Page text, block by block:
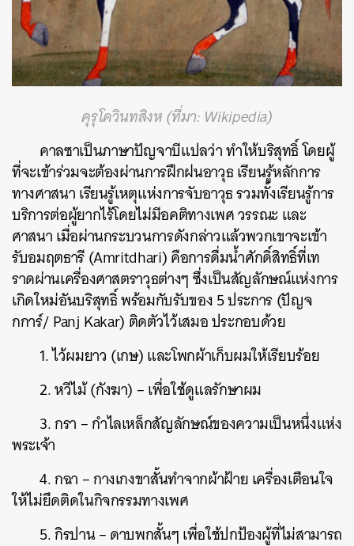
คุรุโควินทสิงห (ที่มา: Wikipedia)
คาลซาเป็นภาษาปัญจาบีแปลว่า ทำให้บริสุทธิ์ โดยผู้
ที่จะเข้าร่วมจะต้องผ่านการฝึกฝนอาวุธ เรียนรู้หลักการ
ทางศาสนา เรียนรู้เหตุแห่งการจับอาวุธ รวมทั้งเรียนรู้การ
บริการต่อผู้ยากไร้โดยไม่มีอคติทางเพศ วรรณะ และ
ศาสนา เมื่อผ่านกระบวนการดังกล่าวแล้วพวกเขาจะเข้า
รับอมฤตธารี (Amritdhari) คือการดื่มน้ำศักดิ์สิทธิ์ที่เท
ราดผ่านเครื่องศาสตราวุธต่างๆ ซึ่งเป็นสัญลักษณ์แห่งการ
เกิดใหม่อันบริสุทธิ์ พร้อมกับรับของ 5 ประการ (ปัญจ
กการ์/ Panj Kakar) ติดตัวไว้เสมอ ประกอบด้วย
1. ไว้ผมยาว (เกษ) และโพกผ้าเก็บผมให้เรียบร้อย
2. หวีไม้ (กังฆา) – เพื่อใช้ดูแลรักษาผม
3. กรา – กำไลเหล็กสัญลักษณ์ของความเป็นหนึ่งแห่ง
พระเจ้า
4. กฉา – กางเกงขาสั้นทำจากผ้าฝ้าย เครื่องเตือนใจ
ให้ไม่ยึดติดในกิจกรรมทางเพศ
5. กิรปาน – ดาบพกสั้นๆ เพื่อใช้ปกป้องผู้ที่ไม่สามารถ